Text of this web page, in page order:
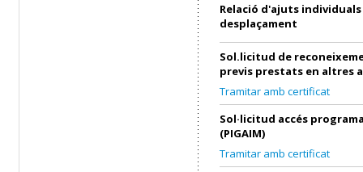
Relació d'ajuts
desplaçament
Sol.licitud de
previs prestats en altres
Tramitar amb certificat
Sol·licitud accés
(PIGAIM)
Tramitar amb certificat